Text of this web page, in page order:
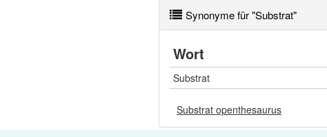
Synonyme für "Substrat"
Wort
Substrat
Substrat openthesaurus